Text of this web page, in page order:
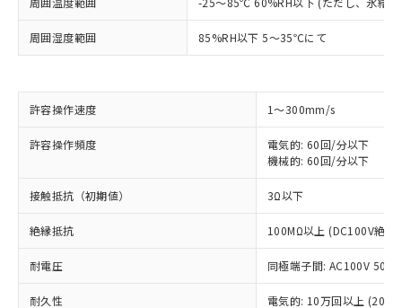
周囲湿度範囲 85%RH以下 5～35℃にて
許容操作速度 1～300mm/s
許容操作頻度
電気的: 60回/分以下
機械的: 60回/分以下
接触抵抗（初期値） 3Ω以下
絶縁抵抗 100MΩ以上 (DC100V絶縁
耐電圧 同極端子間: AC100V 50/
耐久性 電気的: 10万回以上 (20
ご利用条件
以下の条件をお読みいただき、同意のうえ
※1 対応状況
対応済み：EU RoHS指令（10物質）の
非含有に対応した製品が提供可能な商品で
対応予定：EU RoHS指令（10物質）の非含
有に対応した製品に切り替える予定のある
商品です。
対応予定なし：EU RoHS指令（10物質）の
非含有に非対応の商品で、対応品を出す予
調査・確認中：EU RoHS指令（10物質）の